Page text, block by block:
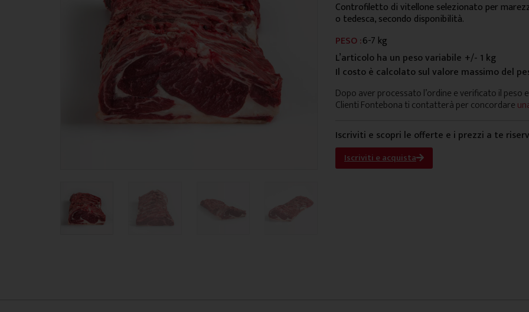
Controfiletto di vitellone selezionato per
o tedesca, secondo disponibilità.
PESO :6-7 kg
L’articolo ha un peso variabile +/- 1 kg
Il costo è calcolato sul valore massimo del
Dopo aver processato l’ordine e verificato il peso
Clienti Fontebona ti contatterà per concordare
Iscriviti e scopri le offerte e i prezzi a te
Iscriviti e acquista